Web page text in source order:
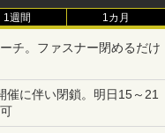
1週間 1カ月
チ。ファスナー閉めるだけ
催に伴い閉鎖。明日15～21